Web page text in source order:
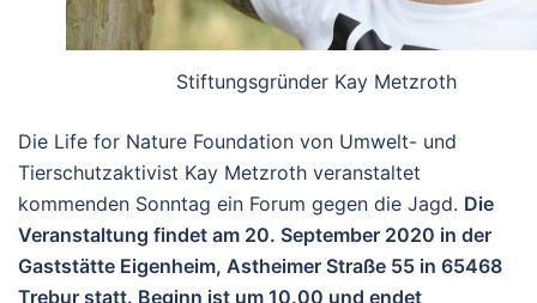
Stiftungsgründer Kay Metzroth
Die Life for Nature Foundation von Umwelt- und
Tierschutzaktivist Kay Metzroth veranstaltet
kommenden Sonntag ein Forum gegen die Jagd. Die
Veranstaltung findet am 20. September 2020 in der
Gaststätte Eigenheim, Astheimer Straße 55 in 65468
Trebur statt. Beginn ist um 10.00 und endet